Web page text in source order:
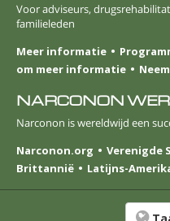
Voor adviseurs,
familieleden
Meer informatie
om meer informatie
NARCONON
Narconon is wereldwijd een
Narconon.org
Verenigde
Brittannië
Latijns-